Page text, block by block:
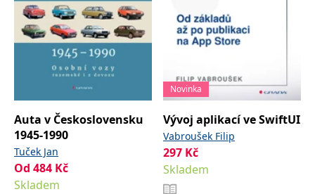
Auta v Československu
1945-1990
Tuček Jan
Od 484 Kč
Skladem
Novinka
Vývoj aplikací ve SwiftUI
Vabroušek Filip
297 Kč
Skladem